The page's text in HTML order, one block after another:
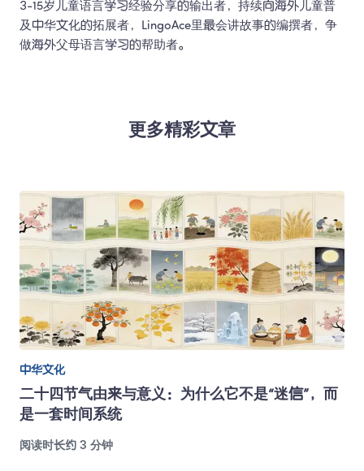
3-15岁儿童语言学习经验分享的输出者，持续向海外儿童普
及中华文化的拓展者，LingoAce里最会讲故事的编撰者，争
做海外父母语言学习的帮助者。
更多精彩文章
中华文化
二十四节气由来与意义：为什么它不是“迷信”，而
是一套时间系统
阅读时长约 3 分钟